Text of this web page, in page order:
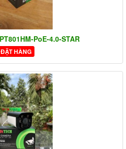
PoE-4.0-STAR
ĐẶT HÀNG